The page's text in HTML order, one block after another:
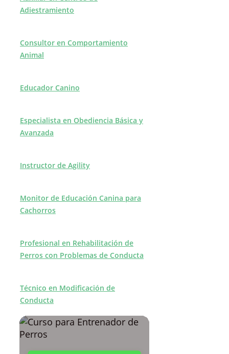
Adiestramiento
Consultor en Comportamiento
Animal
Educador Canino
Especialista en Obediencia Básica y
Avanzada
Instructor de Agility
Monitor de Educación Canina para
Cachorros
Profesional en Rehabilitación de
Perros con Problemas de Conducta
Técnico en Modificación de
Conducta